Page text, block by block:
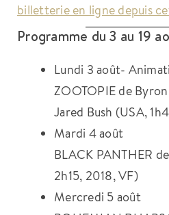
billetterie en ligne depuis
Programme du 3 au 19
Lundi 3 août-
ZOOTOPIE de
Jared Bush (USA,
Mardi 4 août
BLACK PANTHER
2h15, 2018, VF)
Mercredi 5 août